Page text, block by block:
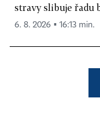
stravy slibuje řadu
6. 8. 2026 ▪ 16:13 min.